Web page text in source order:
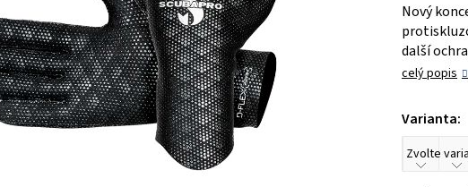
0,0
z 5
hvězdiček.
Nový
další
celý popis
Varianta: